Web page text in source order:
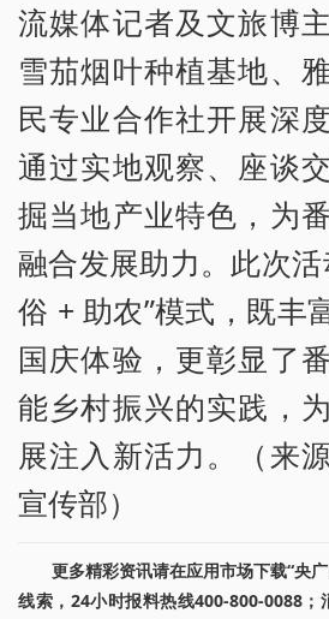
流媒体记者及文旅博
雪茄烟叶种植基地、
民专业合作社开展深
通过实地观察、座谈
掘当地产业特色，为
融合发展助力。此次
俗 + 助农”模式，既丰
国庆体验，更彰显了
能乡村振兴的实践，
展注入新活力。（来
宣传部）
更多精彩资讯请在应用市场下载“央
线索，24小时报料热线400-800-0088；